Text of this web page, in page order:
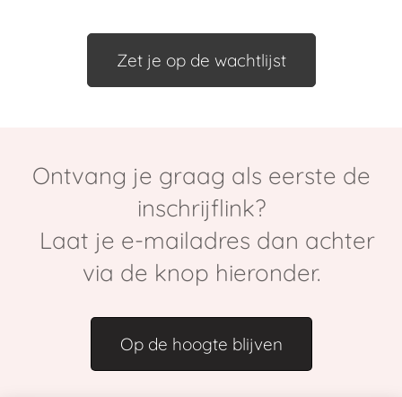
Zet je op de wachtlijst
Ontvang je graag als eerste de
inschrijflink?
Laat je e-mailadres dan achter
via de knop hieronder.
Op de hoogte blijven